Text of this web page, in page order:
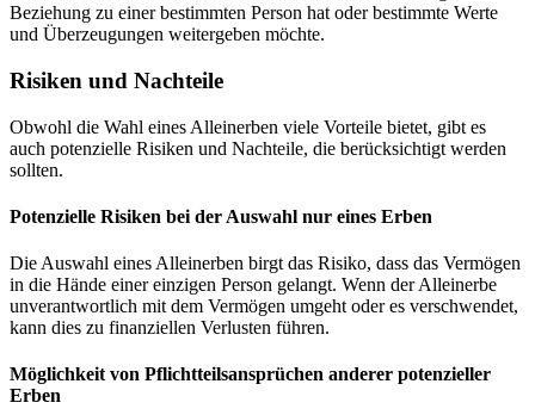
Beziehung zu einer bestimmten Person hat oder bestimmte Werte
und Überzeugungen weitergeben möchte.
Risiken und Nachteile
Obwohl die Wahl eines Alleinerben viele Vorteile bietet, gibt es
auch potenzielle Risiken und Nachteile, die berücksichtigt werden
sollten.
Potenzielle Risiken bei der Auswahl nur eines Erben
Die Auswahl eines Alleinerben birgt das Risiko, dass das Vermögen
in die Hände einer einzigen Person gelangt. Wenn der Alleinerbe
unverantwortlich mit dem Vermögen umgeht oder es verschwendet,
kann dies zu finanziellen Verlusten führen.
Möglichkeit von Pflichtteilsansprüchen anderer potenzieller
Erben